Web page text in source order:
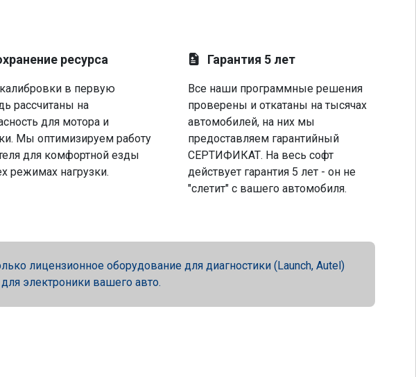
ресурса
в первую
рассчитаны на
для мотора и
Мы оптимизируем работу
для комфортной езды
режимах нагрузки.
Гарантия 5 лет
Все наши программные решения
проверены и откатаны на тысячах
автомобилей, на них мы
предоставляем гарантийный
СЕРТИФИКАТ. На весь софт
действует гарантия 5 лет - он не
"слетит" с вашего автомобиля.
лицензионное оборудование для диагностики (Launch, Autel)
для электроники вашего авто.